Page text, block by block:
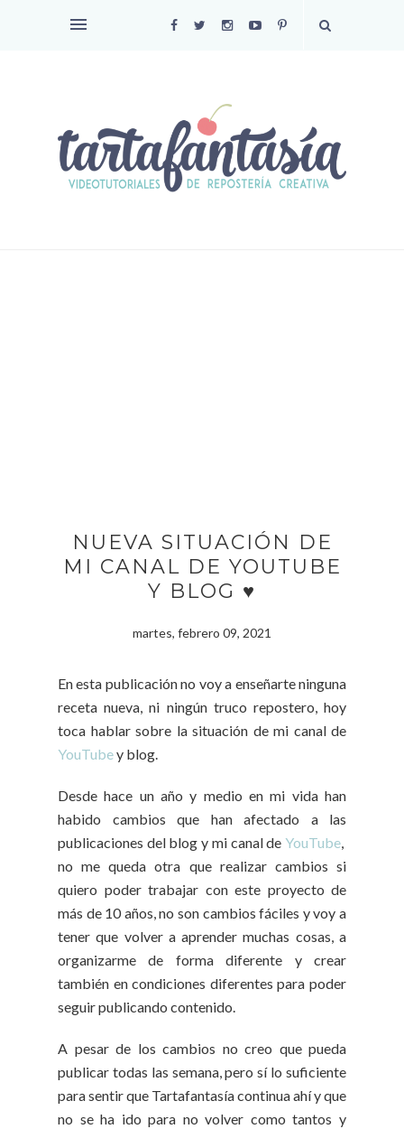
NUEVA SITUACIÓN DE
MI CANAL DE YOUTUBE
Y BLOG ♥
martes, febrero 09, 2021
En esta publicación no voy a enseñarte ninguna
receta nueva, ni ningún truco repostero, hoy
toca hablar sobre la situación de mi canal de
YouTubey blog.
Desde hace un año y medio en mi vida han
habido cambios que han afectado a las
publicaciones del blog y mi canal de YouTube,
no me queda otra que realizar cambios si
quiero poder trabajar con este proyecto de
más de 10 años, no son cambios fáciles y voy a
tener que volver a aprender muchas cosas, a
organizarme de forma diferente y crear
también en condiciones diferentes para poder
seguir publicando contenido.
A pesar de los cambios no creo que pueda
publicar todas las semana, pero sí lo suficiente
para sentir que Tartafantasía continua ahí y que
no se ha ido para no volver como tantos y